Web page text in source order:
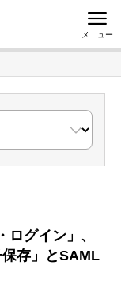
メニュー
グイン」、
存」とSAML